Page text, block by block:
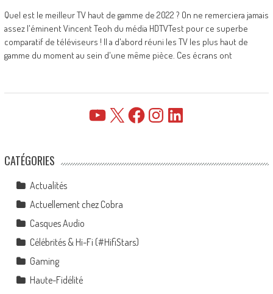
Quel est le meilleur TV haut de gamme de 2022 ? On ne remerciera jamais
assez l'éminent Vincent Teoh du média HDTVTest pour ce superbe
comparatif de téléviseurs ! Il a d'abord réuni les TV les plus haut de
gamme du moment au sein d'une même pièce. Ces écrans ont
YouTube FacebookInstagramLinkedIn
CATÉGORIES
Actualités
Actuellement chez Cobra
Casques Audio
Célébrités & Hi-Fi (#HifiStars)
Gaming
Haute-Fidélité